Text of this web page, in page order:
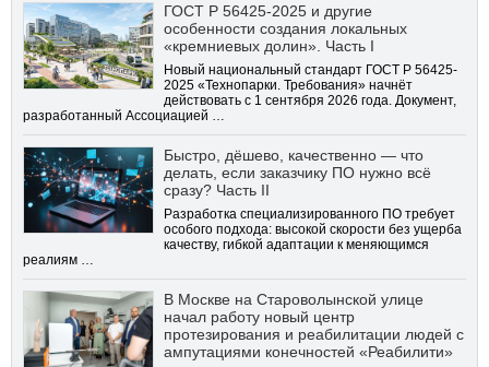
ГОСТ Р 56425-2025 и другие
особенности создания локальных
«кремниевых долин». Часть I
Новый национальный стандарт ГОСТ Р 56425-
2025 «Технопарки. Требования» начнёт
действовать с 1 сентября 2026 года. Документ,
разработанный Ассоциацией …
Быстро, дёшево, качественно — что
делать, если заказчику ПО нужно всё
сразу? Часть II
Разработка специализированного ПО требует
особого подхода: высокой скорости без ущерба
качеству, гибкой адаптации к меняющимся
реалиям …
В Москве на Староволынской улице
начал работу новый центр
протезирования и реабилитации людей с
ампутациями конечностей «Реабилити»